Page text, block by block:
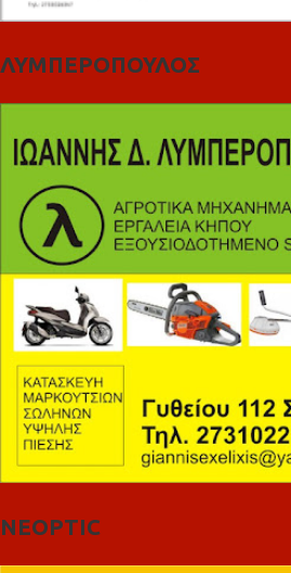
ΛΥΜΠΕΡΟΠΟΥΛΟΣ
NEOPTIC